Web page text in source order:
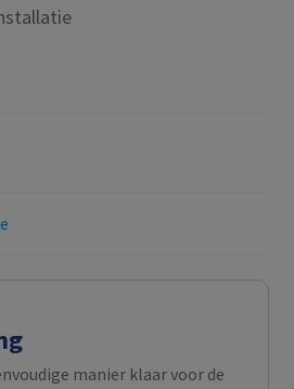
manier klaar voor de